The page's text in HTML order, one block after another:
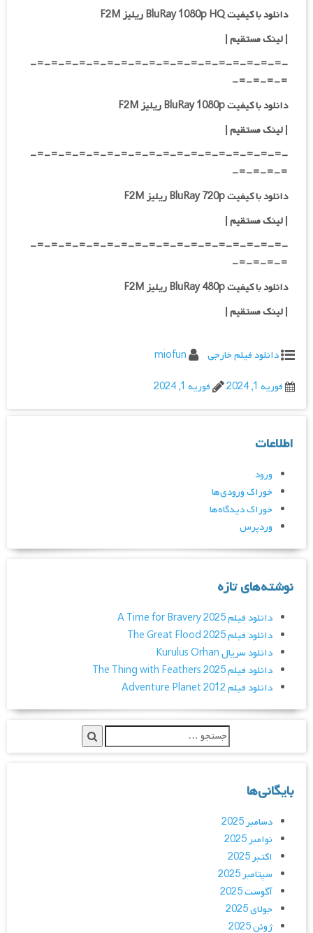
دانلود با کیفیت BluRay 1080p HQ ریلیز F2M
|لینک مستقیم|
-=-=-=-=-=-=-=-=-=-=-=-=-=-=-=-=-=-=-
=-=-=-=-
دانلود با کیفیت BluRay 1080p ریلیز F2M
|لینک مستقیم|
-=-=-=-=-=-=-=-=-=-=-=-=-=-=-=-=-=-=-
=-=-=-=-
دانلود با کیفیت BluRay 720p ریلیز F2M
| لینک مستقیم|
-=-=-=-=-=-=-=-=-=-=-=-=-=-=-=-=-=-=-
=-=-=-=-
دانلود با کیفیت BluRay 480p ریلیز F2M
| لینک مستقیم|
دانلود فیلم خارجی
miofun
فوریه 1, 2024
فوریه 1, 2024
اطلاعات
ورود
خوراک ورودی‌ها
خوراک دیدگاه‌ها
وردپرس
نوشته‌های تازه
دانلود فیلم A Time for Bravery 2025
دانلود فیلم The Great Flood 2025
دانلود سریال Kurulus Orhan
دانلود فیلم The Thing with Feathers 2025
دانلود فیلم Adventure Planet 2012
بایگانی‌ها
دسامبر 2025
نوامبر 2025
اکتبر 2025
سپتامبر 2025
آگوست 2025
جولای 2025
ژوئن 2025